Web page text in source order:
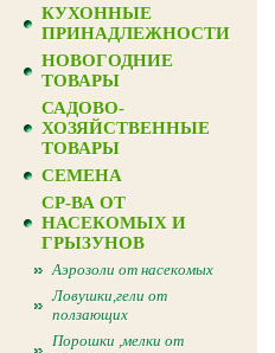
КУХОННЫЕ
ПРИНАДЛЕЖНОСТИ
НОВОГОДНИЕ
ТОВАРЫ
САДОВО-
ХОЗЯЙСТВЕННЫЕ
ТОВАРЫ
СЕМЕНА
СР-ВА ОТ
НАСЕКОМЫХ И
ГРЫЗУНОВ
Аэрозоли от насекомых
Ловушки,гели от
ползающих
Порошки ,мелки от